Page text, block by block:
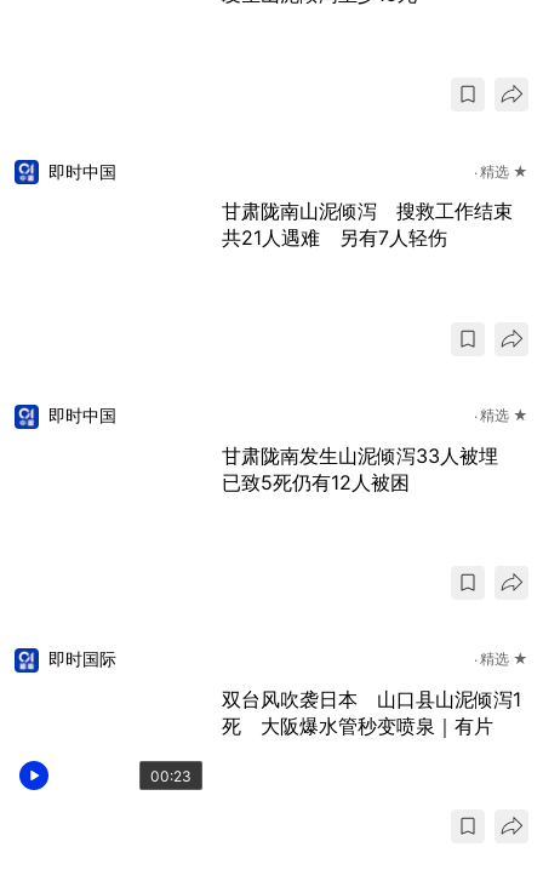
即时中国 精选 ★
甘肃陇南山泥倾泻 搜救工作结束
共21人遇难 另有7人轻伤
即时中国 精选 ★
甘肃陇南发生山泥倾泻33人被埋
已致5死仍有12人被困
00:23
即时国际 精选 ★
双台风吹袭日本 山口县山泥倾泻1
死 大阪爆水管秒变喷泉｜有片